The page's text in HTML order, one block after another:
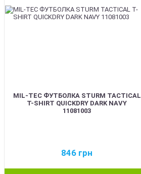
MIL-TEC ФУТБОЛКА STURM TACTICAL
T-SHIRT QUICKDRY DARK NAVY
11081003
846 грн